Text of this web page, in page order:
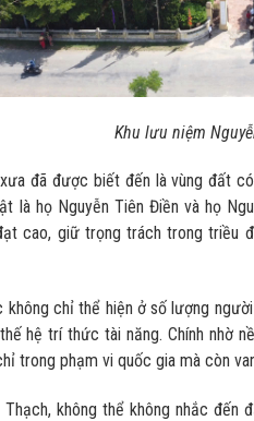
Khu lưu niệm
đã được biết đến là vùng đất
là họ Nguyễn Tiên Điền và họ
cao, giữ trọng trách trong triều
không chỉ thể hiện ở số lượng
hệ trí thức tài năng. Chính nhờ
trong phạm vi quốc gia mà còn
không thể không nhắc đến